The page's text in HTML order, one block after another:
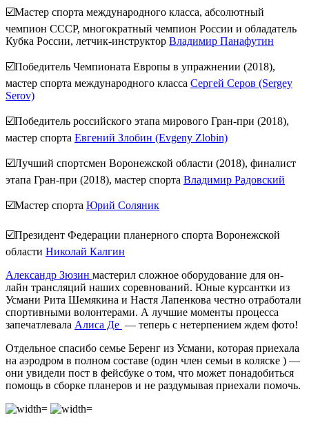
☑️Мастер спорта международного класса, абсолютный
чемпион СССР, многократный чемпион России и обладатель
Кубка России, летчик-инструктор Владимир Панафутин
☑️Победитель Чемпионата Европы в упражнении (2018),
мастер спорта международного класса Сергей Серов (Sergey
Serov)
☑️Победитель российского этапа мирового Гран-при (2018),
мастер спорта Евгений Злобин (Evgeny Zlobin)
☑️Лучший спортсмен Воронежской области (2018), финалист
этапа Гран-при (2018), мастер спорта Владимир Радовский
☑️Мастер спорта Юрий Соляник
☑️Президент Федерации планерного спорта Воронежской
области Николай Калгин
Александр Зюзин мастерил сложное оборудование для он-
лайн трансляций наших соревнований. Юные курсантки из
Усмани Рита Шемякина и Настя Лапенкова честно отработали
спортивными волонтерами. А лучшие моменты процесса
запечатлевала Алиса Де — теперь с нетерпением ждем фото!
Отдельное спасибо семье Беренг из Усмани, которая приехала
на аэродром в полном составе (один член семьи в коляске ) —
они увидели пост в фейсбуке о том, что может понадобиться
помощь в сборке планеров и не раздумывая приехали помочь.